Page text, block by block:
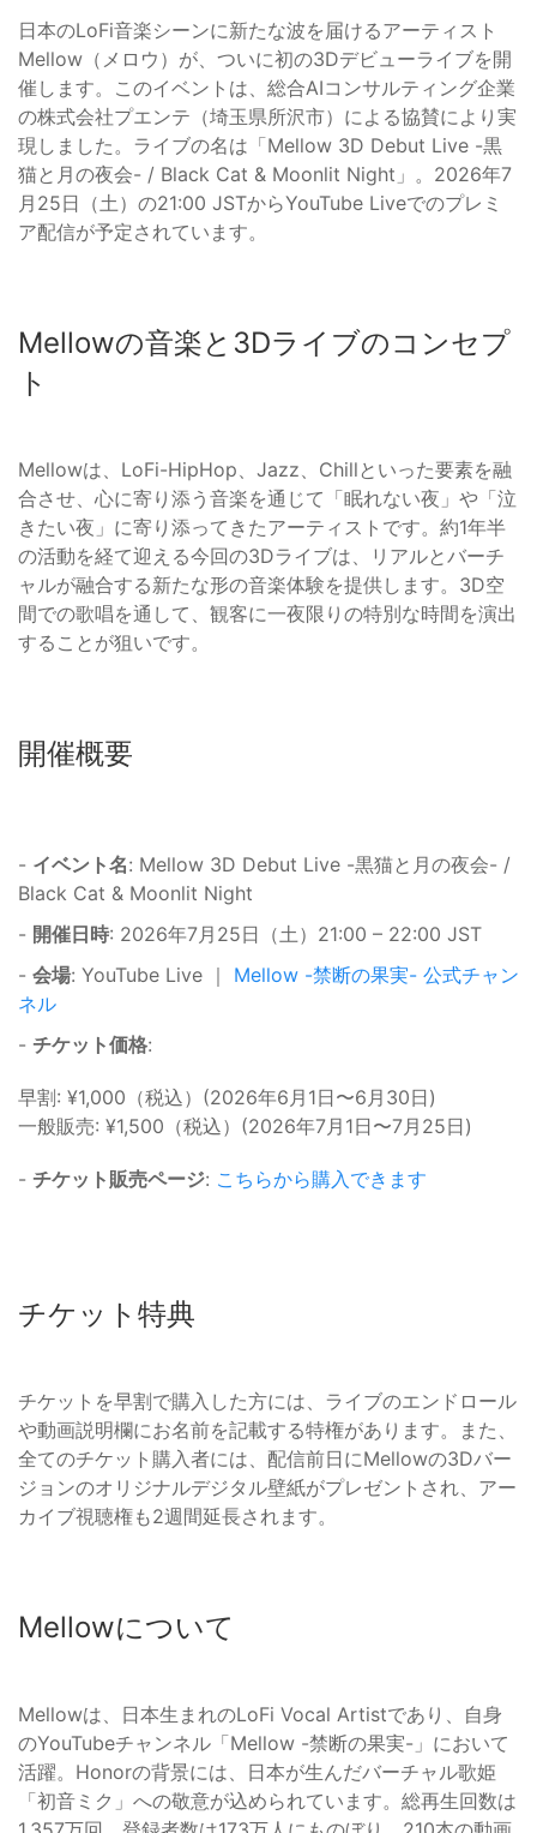
日本のLoFi音楽シーンに新たな波を届けるアーティスト
Mellow（メロウ）が、ついに初の3Dデビューライブを開
催します。このイベントは、総合AIコンサルティング企業
の株式会社プエンテ（埼玉県所沢市）による協賛により実
現しました。ライブの名は「Mellow 3D Debut Live -黒
猫と月の夜会- / Black Cat & Moonlit Night」。2026年7
月25日（土）の21:00 JSTからYouTube Liveでのプレミ
ア配信が予定されています。
Mellowの音楽と3Dライブのコンセプ
ト
Mellowは、LoFi-HipHop、Jazz、Chillといった要素を融
合させ、心に寄り添う音楽を通じて「眠れない夜」や「泣
きたい夜」に寄り添ってきたアーティストです。約1年半
の活動を経て迎える今回の3Dライブは、リアルとバーチ
ャルが融合する新たな形の音楽体験を提供します。3D空
間での歌唱を通して、観客に一夜限りの特別な時間を演出
することが狙いです。
開催概要
- イベント名: Mellow 3D Debut Live -黒猫と月の夜会- /
Black Cat & Moonlit Night
- 開催日時: 2026年7月25日（土）21:00 – 22:00 JST
- 会場: YouTube Live ｜ Mellow -禁断の果実- 公式チャン
ネル
- チケット価格:
早割: ¥1,000（税込）(2026年6月1日〜6月30日)
一般販売: ¥1,500（税込）(2026年7月1日〜7月25日)
- チケット販売ページ: こちらから購入できます
チケット特典
チケットを早割で購入した方には、ライブのエンドロール
や動画説明欄にお名前を記載する特権があります。また、
全てのチケット購入者には、配信前日にMellowの3Dバー
ジョンのオリジナルデジタル壁紙がプレゼントされ、アー
カイブ視聴権も2週間延長されます。
Mellowについて
Mellowは、日本生まれのLoFi Vocal Artistであり、自身
のYouTubeチャンネル「Mellow -禁断の果実-」において
活躍。Honorの背景には、日本が生んだバーチャル歌姫
「初音ミク」への敬意が込められています。総再生回数は